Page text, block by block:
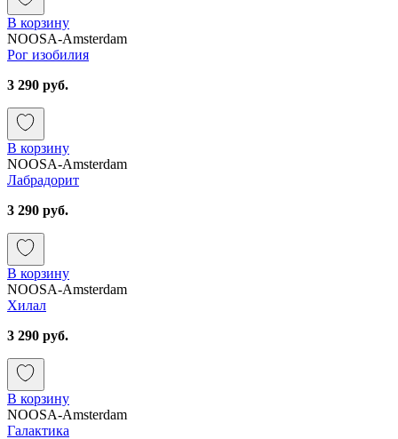
В корзину
NOOSA-Amsterdam
Рог изобилия
3 290 руб.
В корзину
NOOSA-Amsterdam
Лабрадорит
3 290 руб.
В корзину
NOOSA-Amsterdam
Хилал
3 290 руб.
В корзину
NOOSA-Amsterdam
Галактика